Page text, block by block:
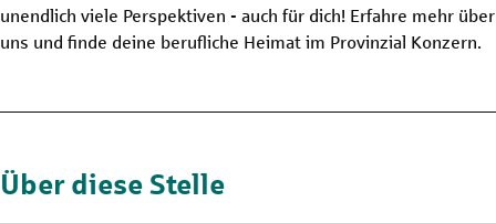
unendlich viele Perspektiven - auch für dich! Erfahre mehr über
uns und finde deine berufliche Heimat im Provinzial Konzern.
Über diese Stelle